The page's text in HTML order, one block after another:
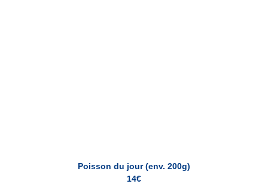
Poisson du jour (env. 200g)
14€